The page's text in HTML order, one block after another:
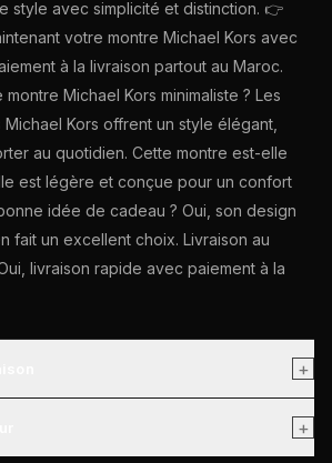
style avec simplicité et distinction. 👉
votre montre Michael Kors avec
à la livraison partout au Maroc.
Michael Kors minimaliste ? Les
Michael Kors offrent un style élégant,
au quotidien. Cette montre est-elle
est légère et conçue pour un confort
idée de cadeau ? Oui, son design
fait un excellent choix. Livraison au
livraison rapide avec paiement à la
+
2 à 4 jours ouvrables après
+